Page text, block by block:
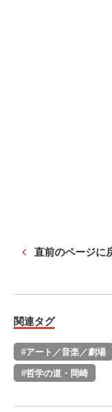
直前のページに
関連タグ
#アート／音楽／劇場
#哲学の道・岡崎